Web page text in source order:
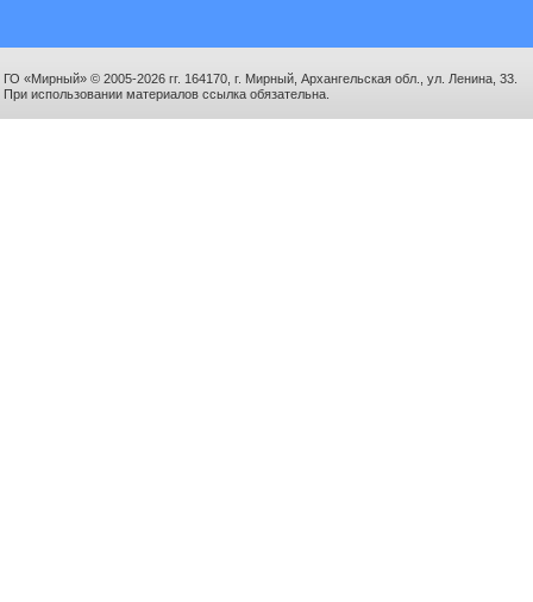
ГО «Мирный» © 2005-2026 гг. 164170, г. Мирный, Архангельская обл., ул. Ленина, 33.
При использовании материалов ссылка обязательна.